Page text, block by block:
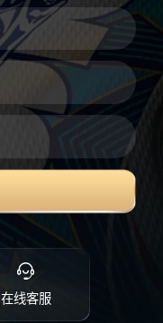
在线客服